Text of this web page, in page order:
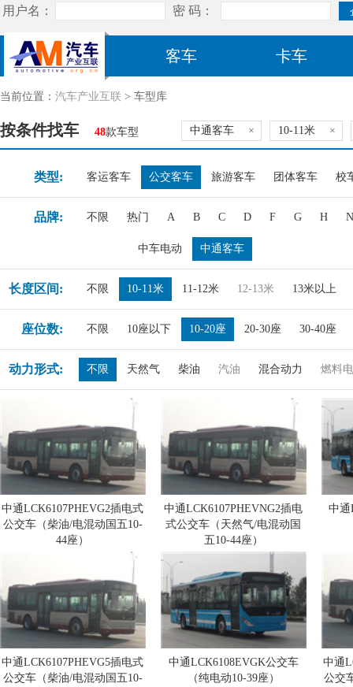
客车 卡车
当前位置： 汽车产业互联 > 车型库
按条件找车 48款车型 中通客车 × 10-11米 ×
类型: 客运客车 公交客车 旅游客车 团体客车 校
品牌: 不限 热门 A B C D F G H N
中车电动 中通客车
长度区间: 不限 10-11米 11-12米 12-13米 13米以上
座位数: 不限 10座以下 10-20座 20-30座 30-40座
动力形式: 不限 天然气 柴油 汽油 混合动力 燃料
中通LCK6107PHEVG2插电式
公交车（柴油/电混动国五10-
44座）
中通LCK6107PHEVNG2插电
式公交车（天然气/电混动国
五10-44座）
中通
中通LCK6107PHEVG5插电式
公交车（柴油/电混动国五10-
中通LCK6108EVGK公交车
（纯电动10-39座）
中通
公交